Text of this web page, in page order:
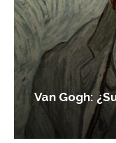
Van Gogh: